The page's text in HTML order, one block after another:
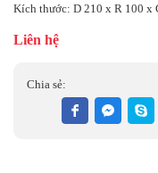
Kích thước: D 210 x R 100 x
Liên hệ
Chia sẻ: